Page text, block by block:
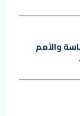
والأمم